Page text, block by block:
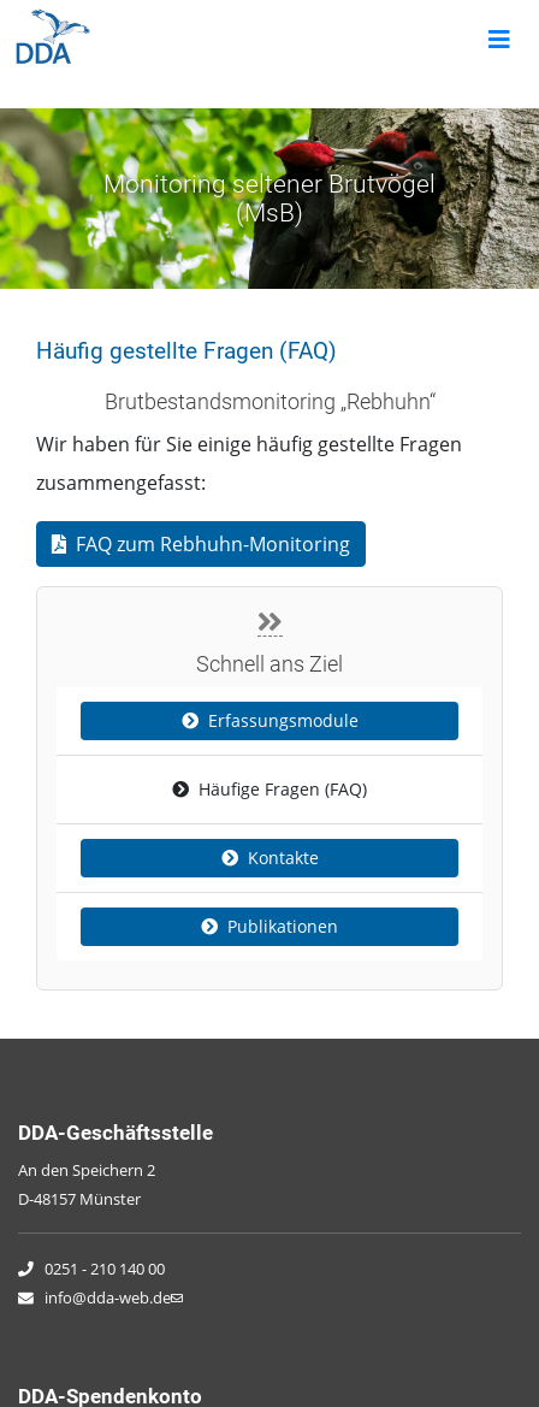
Monitoring seltener Brutvögel
(MsB)
Häufig gestellte Fragen (FAQ)
Brutbestandsmonitoring „Rebhuhn“
Wir haben für Sie einige häufig gestellte Fragen
zusammengefasst:
FAQ zum Rebhuhn-Monitoring
Schnell ans Ziel
Erfassungsmodule
Häufige Fragen (FAQ)
Kontakte
Publikationen
DDA-Geschäftsstelle
An den Speichern 2
D-48157 Münster
0251 - 210 140 00
info@dda-web.de
DDA-Spendenkonto